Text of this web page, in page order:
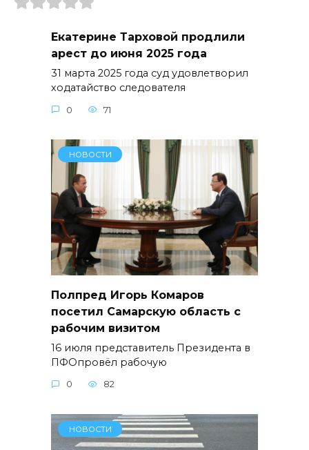
Екатерине Тарховой продлили
арест до июня 2025 года
31 марта 2025 года суд удовлетворил
ходатайство следователя
0 71
НОВОСТИ
Полпред Игорь Комаров
посетил Самарскую область с
рабочим визитом
16 июля представитель Президента в
ПФОпровёл рабочую
0 82
НОВОСТИ